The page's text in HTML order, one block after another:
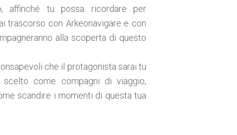
affinché tu possa ricordare per
trascorso con Arkeonavigare e con
alla scoperta di questo
che il protagonista sarai tu
come compagni di viaggio,
scandire i momenti di questa tua